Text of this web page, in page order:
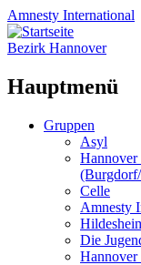
Amnesty International
Bezirk Hannover
Hauptmenü
Zum
Gruppen
Asyl
Hannover
Celle
Amnesty
Die
Hannover